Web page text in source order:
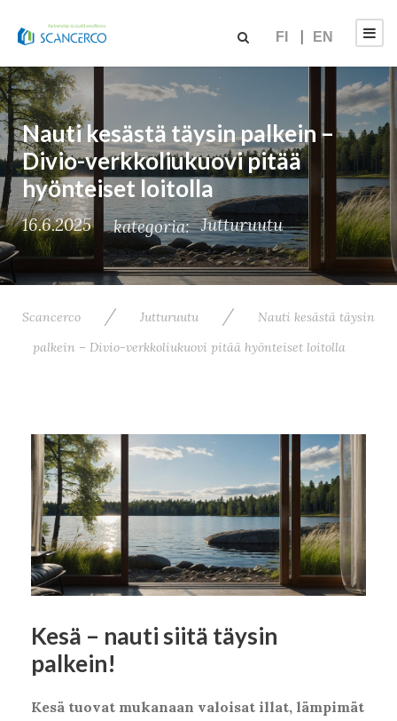
FI EN
Nauti kesästä täysin palkein –
Divio-verkkoliukuovi pitää
hyönteiset loitolla
16.6.2025 kategoria: Jutturuutu
Scancerco / Jutturuutu /
Nauti kesästä täysin
palkein – Divio-verkkoliukuovi pitää hyönteiset loitolla
Kesä – nauti siitä täysin
palkein!
Kesä tuovat mukanaan valoisat illat, lämpimät